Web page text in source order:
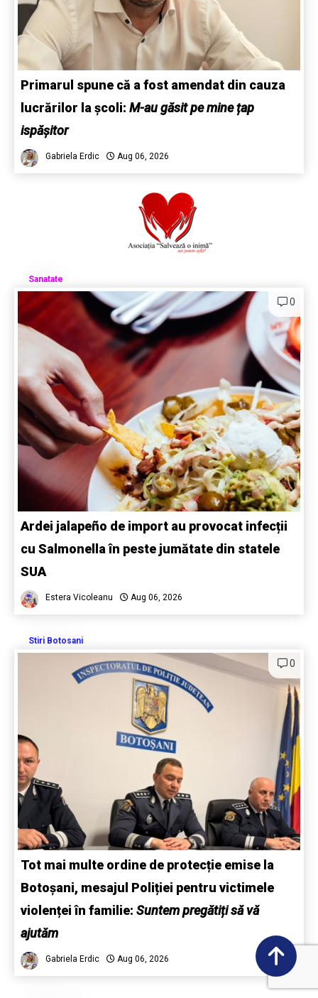
Primarul spune că a fost amendat din cauza
lucrărilor la școli: M-au găsit pe mine țap
ispășitor
Gabriela Erdic Aug 06, 2026
Sanatate
0
Ardei jalapeño de import au provocat infecții
cu Salmonella în peste jumătate din statele
SUA
Estera Vicoleanu Aug 06, 2026
Stiri Botosani
0
Tot mai multe ordine de protecție emise la
Botoșani, mesajul Poliției pentru victimele
violenței în familie: Suntem pregătiți să vă
ajutăm
Gabriela Erdic Aug 06, 2026